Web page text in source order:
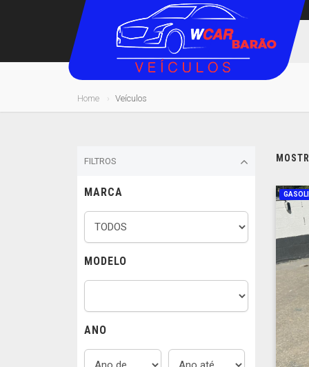
Home Veículos
FILTROS
MARCA
MODELO
ANO